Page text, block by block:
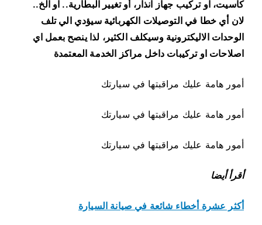
كاسيت، او تركيب جهاز انذار، أو تغيير البطارية.. او الخ..
لان أي خطا في التوصيلات الكهربائية سيؤدي الي تلف
الوحدات الاليكترونية وسيكلف الكثير، لذا ينصح بعمل اي
اصلاحات او تركيبات داخل مراكز الخدمة المعتمدة
أمور هامة عليك مراقبتها في سيارتك
أمور هامة عليك مراقبتها في سيارتك
أمور هامة عليك مراقبتها في سيارتك
أقرأ أيضا
أكثر عشرة أخطاء شائعة في صيانة السيارة